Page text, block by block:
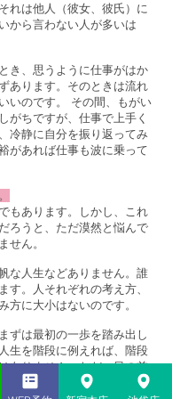
れは他人（彼女、彼氏）に
から言わない人が多いは
き、思うように仕事がはか
あります。そのときは流れ
いのです。 その間、もがい
がちですが、仕事で上手く
冷静に自分を振り返ってみ
があれば仕事も波に乗って
もあります。しかし、これ
ろうと、ただ漠然と悩んで
せん。
な人生などありません。誰
す。人それぞれの考え方、
方に大小はないのです。
ずは最初の一歩を踏み出し
生を階段に例えれば、階段
ありません。ただ、目の前
上ればいいのです。 一段上